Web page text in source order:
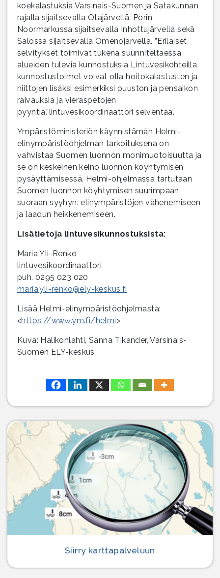
koekalastuksia Varsinais-Suomen ja Satakunnan
rajalla sijaitsevalla Otajärvellä, Porin
Noormarkussa sijaitsevalla Inhottujärvellä sekä
Salossa sijaitsevalla Omenojärvellä. ”Erilaiset
selvitykset toimivat tukena suunniteltaessa
alueiden tulevia kunnostuksia Lintuvesikohteilla
kunnostustoimet voivat olla hoitokalastusten ja
niittojen lisäksi esimerkiksi puuston ja pensaikon
raivauksia ja vieraspetojen
pyyntiä.”lintuvesikoordinaattori selventää.
Ympäristöministeriön käynnistämän Helmi-
elinympäristöohjelman tarkoituksena on
vahvistaa Suomen luonnon monimuotoisuutta ja
se on keskeinen keino luonnon köyhtymisen
pysäyttämisessä. Helmi-ohjelmassa tartutaan
Suomen luonnon köyhtymisen suurimpaan
suoraan syyhyn: elinympäristöjen vähenemiseen
ja laadun heikkenemiseen.
Lisätietoja lintuvesikunnostuksista:
Maria Yli-Renko
lintuvesikoordinaattori
puh. 0295 023 020
maria.yli-renko@ely-keskus.fi
Lisää Helmi-elinympäristöohjelmasta:
<https://www.ym.fi/helmi>
Kuva: Halikonlahti, Sanna Tikander, Varsinais-
Suomen ELY-keskus
Siirry karttapalveluun